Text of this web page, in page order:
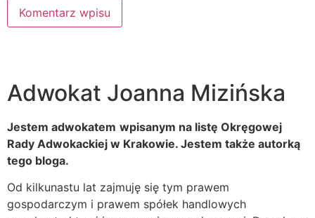
Adwokat Joanna Mizińska
Jestem adwokatem wpisanym na listę Okręgowej
Rady Adwokackiej w Krakowie. Jestem także autorką
tego bloga.
Od kilkunastu lat zajmuję się tym prawem
gospodarczym i prawem spółek handlowych